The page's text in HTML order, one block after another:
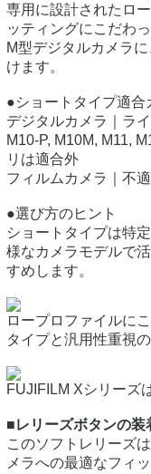
専用に設計されたロ
ッティングにこだわ
M型デジタルカメラ
けます。
●ショートタイプ適合
デジタルカメラ｜ラ
M10-P, M10M, M11,
リは適合外
フィルムカメラ｜不
●選び方のヒント
ショートタイプは特
様なカメラモデルで
すめします。
ロープロファイルに
タイプと汎用性重視
FUJIFILM Xシリーズ
■レリーズボタンの装
このソフトレリーズ
メラへの最適なフィ